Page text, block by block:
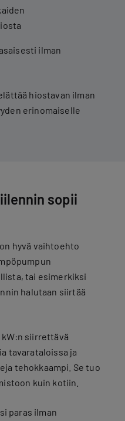
ilman
hiostavan ilman
erinomaiselle
sopii
hyvä vaihtoehto
tai esimerkiksi
halutaan siirtää
kW:n siirrettävä
tavarataloissa ja
tehokkaampi. Se tuo
kuin kotiin.
paras ilman